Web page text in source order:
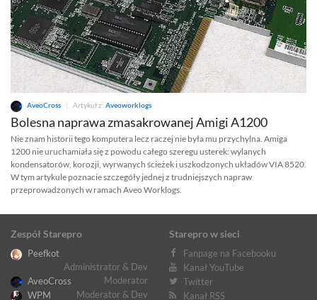
AveoCross | Artykuł z: Aveoworklogs
Bolesna naprawa zmasakrowanej Amigi A1200
Nie znam historii tego komputera lecz raczej nie była mu przychylna. Amiga
1200 nie uruchamiała się z powodu całego szeregu usterek: wylanych
kondensatorów, korozji, wyrwanych ścieżek i uszkodzonych układów VIA 8520.
W tym artykule poznacie szczegóły jednej z trudniejszych napraw
przeprowadzonych w ramach Aveo Worklogs.
Zespół Starepro
Peefkot
Administrator & Dev
AveoCross
Moderator
WPM
Moderator & Dev
Starepro w sieci
Fanpage na Facebooku
Kanał YouTube
Twitter
Kanał RSS